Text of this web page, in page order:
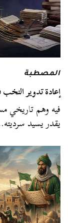
المصطبة
إعادة تدوير النخب
فيه وهم تاريخي
يقدر يسيد